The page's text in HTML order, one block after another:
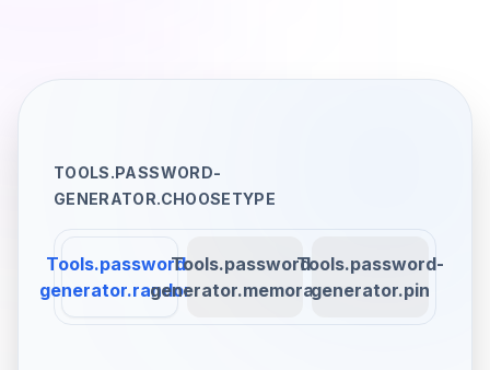
TOOLS.PASSWORD-
GENERATOR.CHOOSETYPE
Tools.password-
generator.random
Tools.password-
generator.memorable
Tools.password-
generator.pin